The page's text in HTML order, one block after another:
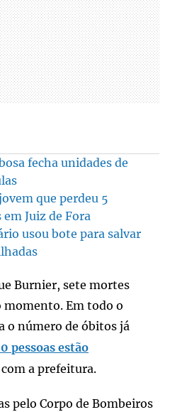
fecha unidades de
que perdeu 5
Juiz de Fora
usou bote para salvar
Burnier, sete mortes
Em todo o
o número de óbitos já
pessoas estão
a prefeitura.
pelo Corpo de Bombeiros